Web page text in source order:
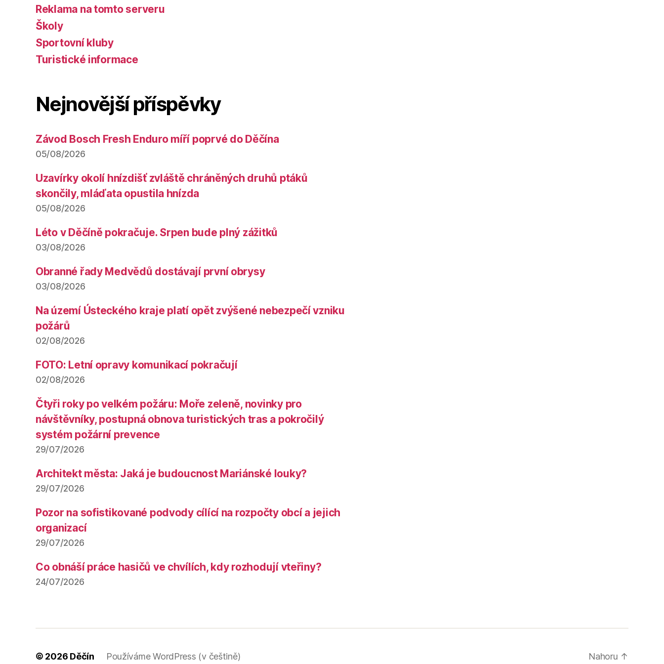
Reklama na tomto serveru
Školy
Sportovní kluby
Turistické informace
Nejnovější příspěvky
Závod Bosch Fresh Enduro míří poprvé do Děčína
05/08/2026
Uzavírky okolí hnízdišť zvláště chráněných druhů ptáků
skončily, mláďata opustila hnízda
05/08/2026
Léto v Děčíně pokračuje. Srpen bude plný zážitků
03/08/2026
Obranné řady Medvědů dostávají první obrysy
03/08/2026
Na území Ústeckého kraje platí opět zvýšené nebezpečí vzniku
požárů
02/08/2026
FOTO: Letní opravy komunikací pokračují
02/08/2026
Čtyři roky po velkém požáru: Moře zeleně, novinky pro
návštěvníky, postupná obnova turistických tras a pokročilý
systém požární prevence
29/07/2026
Architekt města: Jaká je budoucnost Mariánské louky?
29/07/2026
Pozor na sofistikované podvody cílící na rozpočty obcí a jejich
organizací
29/07/2026
Co obnáší práce hasičů ve chvílích, kdy rozhodují vteřiny?
24/07/2026
© 2026 Děčín Používáme WordPress (v češtině) Nahoru ↑